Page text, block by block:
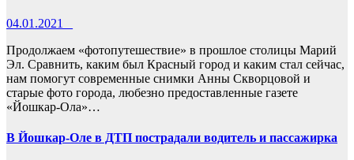
04.01.2021
Продолжаем «фотопутешествие» в прошлое столицы Марий
Эл. Сравнить, каким был Красный город и каким стал сейчас,
нам помогут современные снимки Анны Скворцовой и
старые фото города, любезно предоставленные газете
«Йошкар-Ола»…
В Йошкар-Оле в ДТП пострадали водитель и пассажирка